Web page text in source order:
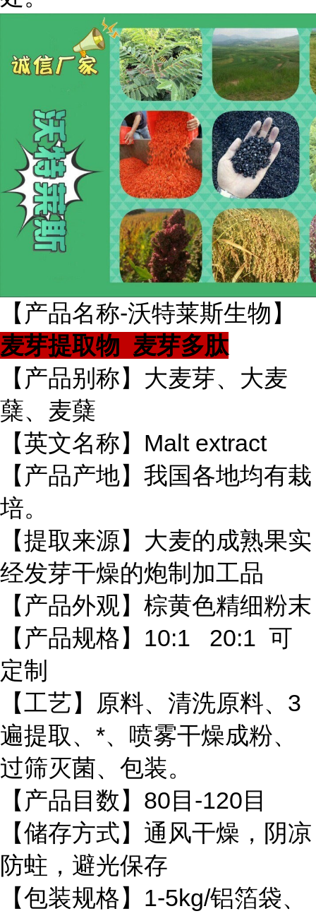
【产品名称-沃特莱斯生物】
麦芽提取物 麦芽多肽
【产品别称】大麦芽、大麦
蘖、麦蘖
【英文名称】Malt extract
【产品产地】我国各地均有栽
培。
【提取来源】大麦的成熟果实
经发芽干燥的炮制加工品
【产品外观】棕黄色精细粉末
【产品规格】10:1 20:1 可
定制
【工艺】原料、清洗原料、3
遍提取、*、喷雾干燥成粉、
过筛灭菌、包装。
【产品目数】80目-120目
【储存方式】通风干燥，阴凉
防蛀，避光保存
【包装规格】1-5kg/铝箔袋、